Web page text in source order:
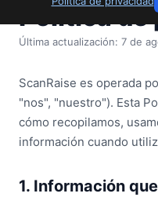
Política de
Última actualización: 7 de
ScanRaise es operada
"nos", "nuestro"). Esta
cómo recopilamos,
información cuando
1. Información